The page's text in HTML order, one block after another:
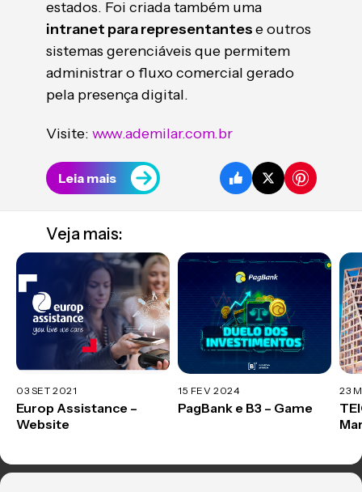
estados. Foi criada também uma
intranet para representantese outros
sistemas gerenciáveis que permitem
administrar o fluxo comercial gerado
pela presença digital.
Visite: www.ademilar.com.br
Leia mais
Veja mais:
03 SET 2021
Europ Assistance –
Website
15 FEV 2024
PagBank e B3 – Game
23